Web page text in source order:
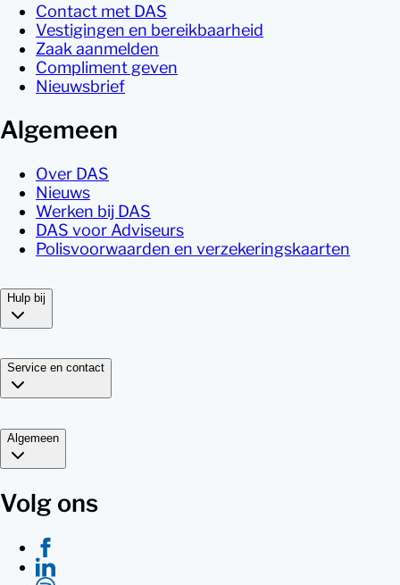
Contact met DAS
Vestigingen en bereikbaarheid
Zaak aanmelden
Compliment geven
Nieuwsbrief
Algemeen
Over DAS
Nieuws
Werken bij DAS
DAS voor Adviseurs
Polisvoorwaarden en verzekeringskaarten
Hulp bij
Service en contact
Algemeen
Volg ons